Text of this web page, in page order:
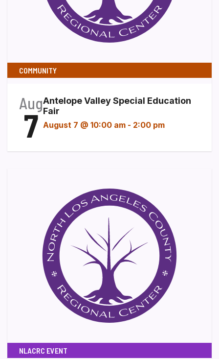
COMMUNITY
Aug
7
Antelope Valley Special Education
Fair
August 7 @ 10:00 am - 2:00 pm
NLACRC EVENT